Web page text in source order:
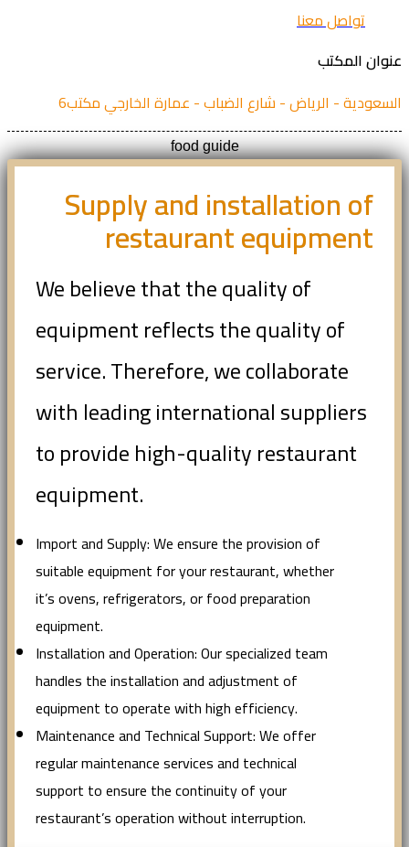
تواصل معنا
المكتب
- الرياض - شارع الضباب - عمارة الخارجي مكتب6
food guide
Supply and installation of
restaurant equipment
We believe that the quality of
equipment reflects the quality of
service. Therefore, we collaborate
with leading international suppliers
to provide high-quality restaurant
equipment.
Import and Supply: We ensure the provision of
suitable equipment for your restaurant, whether
it’s ovens, refrigerators, or food preparation
equipment.
Installation and Operation: Our specialized team
handles the installation and adjustment of
equipment to operate with high efficiency.
Maintenance and Technical Support: We offer
regular maintenance services and technical
support to ensure the continuity of your
restaurant’s operation without interruption.